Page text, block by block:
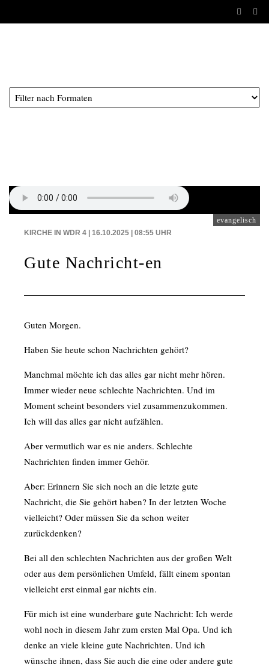
evangelisch
KIRCHE IN WDR 4 | 16.10.2025 | 08:55 UHR
Gute Nachricht-en
Guten Morgen.
Haben Sie heute schon Nachrichten gehört?
Manchmal möchte ich das alles gar nicht mehr hören.
Immer wieder neue schlechte Nachrichten. Und im
Moment scheint besonders viel zusammenzukommen.
Ich will das alles gar nicht aufzählen.
Aber vermutlich war es nie anders. Schlechte
Nachrichten finden immer Gehör.
Aber: Erinnern Sie sich noch an die letzte gute
Nachricht, die Sie gehört haben? In der letzten Woche
vielleicht? Oder müssen Sie da schon weiter
zurückdenken?
Bei all den schlechten Nachrichten aus der großen Welt
oder aus dem persönlichen Umfeld, fällt einem spontan
vielleicht erst einmal gar nichts ein.
Für mich ist eine wunderbare gute Nachricht: Ich werde
wohl noch in diesem Jahr zum ersten Mal Opa. Und ich
denke an viele kleine gute Nachrichten. Und ich
wünsche ihnen, dass Sie auch die eine oder andere gute